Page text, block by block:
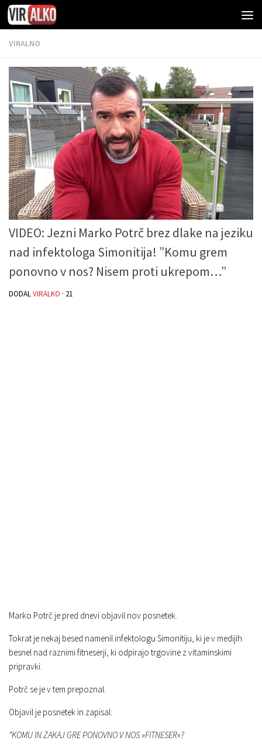
VIRALNO
VIDEO: Jezni Marko Potrč brez dlake na jeziku
nad infektologa Simonitija! ”Komu grem
ponovno v nos? Nisem proti ukrepom…”
DODALVIRALKO · 21
Marko Potrč je pred dnevi objavil nov posnetek.
Tokrat je nekaj besed namenil infektologu Simonitiju, ki je v medijih
besnel nad raznimi fitneserji, ki odpirajo trgovine z vitaminskimi
pripravki.
Potrč se je v tem prepoznal.
Objavil je posnetek in zapisal:
”KOMU IN ZAKAJ GRE PONOVNO V NOS »FITNESER«?